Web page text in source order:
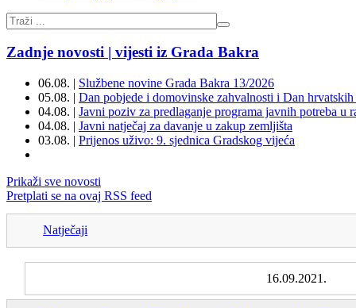
Zadnje novosti | vijesti iz Grada Bakra
06.08. | Službene novine Grada Bakra 13/2026
05.08. | Dan pobjede i domovinske zahvalnosti i Dan
04.08. | Javni poziv za predlaganje programa javnih potreba
04.08. | Javni natječaj za davanje u zakup zemljišta
03.08. | Prijenos uživo: 9. sjednica Gradskog vijeća
Prikaži sve novosti
Pretplati se na ovaj RSS feed
Natječaji
16.09.2021.